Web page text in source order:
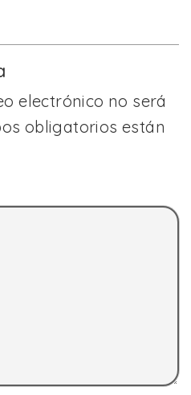
electrónico no será
obligatorios están